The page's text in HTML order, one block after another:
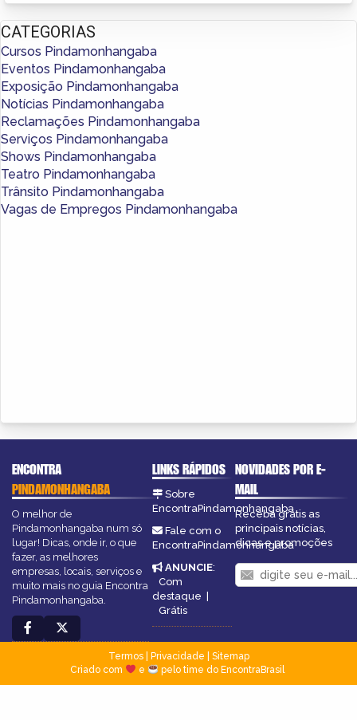
CATEGORIAS
Cursos Pindamonhangaba
Eventos Pindamonhangaba
Exposição Pindamonhangaba
Notícias Pindamonhangaba
Reclamações Pindamonhangaba
Serviços Pindamonhangaba
Shows Pindamonhangaba
Teatro Pindamonhangaba
Trânsito Pindamonhangaba
Vagas de Empregos Pindamonhangaba
ENCONTRA
PINDAMONHANGABA
O melhor de
Pindamonhangaba num só
lugar! Dicas, onde ir, o que
fazer, as melhores
empresas, locais, serviços e
muito mais no guia Encontra
Pindamonhangaba.
LINKS RÁPIDOS
Sobre
EncontraPindamonhangaba
Fale com o
EncontraPindamonhangaba
ANUNCIE:
Com
destaque
Grátis
NOVIDADES POR E-
MAIL
Receba grátis as
principais notícias,
dicas e promoções
Termos| Privacidade
Sitemap
Criado com
e pelo time do EncontraBrasil